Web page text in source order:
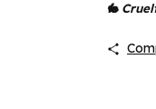
🐇